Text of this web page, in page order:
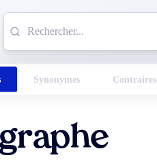
Synonymes Contraires